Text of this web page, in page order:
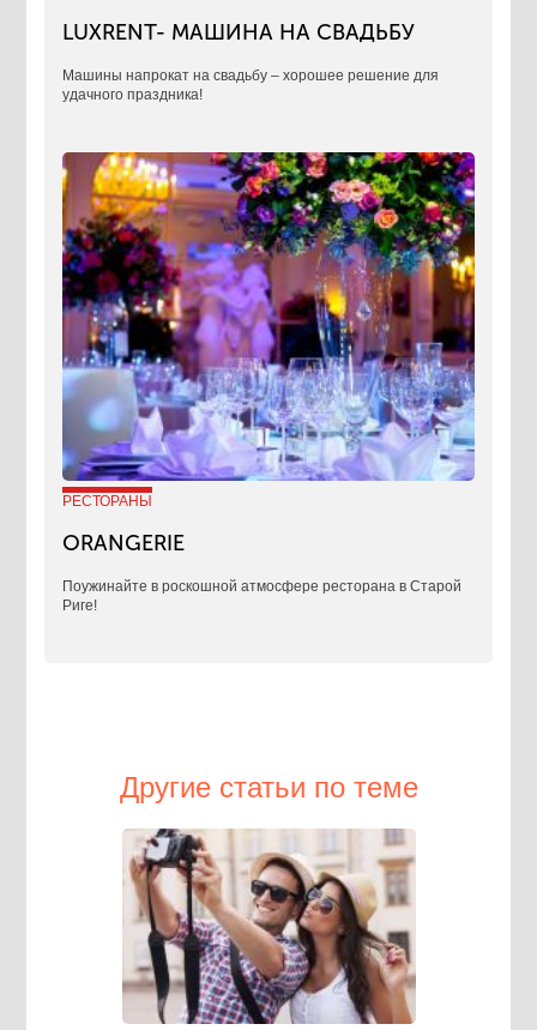
LUXRENT- МАШИНА НА СВАДЬБУ
​Машины напрокат на свадьбу – хорошее решение для
удачного праздника!
РЕСТОРАНЫ
ORANGERIE
Поужинайте в роскошной атмосфере ресторана в Старой
Риге!
Другие статьи по теме